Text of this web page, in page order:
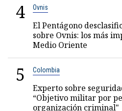
4 Ovnis
El Pentágono
sobre Ovnis: los más
Medio Oriente
5 Colombia
Experto sobre
“Objetivo militar por
organización criminal"